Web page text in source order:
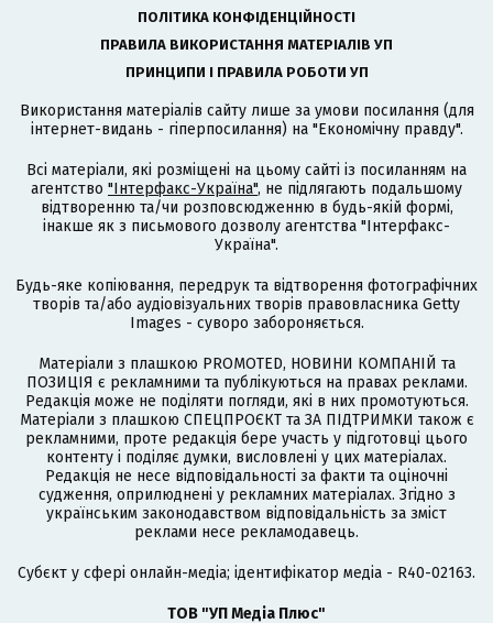
ПОЛІТИКА КОНФІДЕНЦІЙНОСТІ
ПРАВИЛА ВИКОРИСТАННЯ МАТЕРІАЛІВ УП
ПРИНЦИПИ І ПРАВИЛА РОБОТИ УП
Використання матеріалів сайту лише за умови посилання (для
інтернет-видань - гіперпосилання) на "Економічну правду".
Всі матеріали, які розміщені на цьому сайті із посиланням на
агентство "Інтерфакс-Україна", не підлягають подальшому
відтворенню та/чи розповсюдженню в будь-якій формі,
інакше як з письмового дозволу агентства "Інтерфакс-
Україна".
Будь-яке копіювання, передрук та відтворення фотографічних
творів та/або аудіовізуальних творів правовласника Getty
Images - суворо забороняється.
Матеріали з плашкою PROMOTED, НОВИНИ КОМПАНІЙ та
ПОЗИЦІЯ є рекламними та публікуються на правах реклами.
Редакція може не поділяти погляди, які в них промотуються.
Матеріали з плашкою СПЕЦПРОЄКТ та ЗА ПІДТРИМКИ також є
рекламними, проте редакція бере участь у підготовці цього
контенту і поділяє думки, висловлені у цих матеріалах.
Редакція не несе відповідальності за факти та оціночні
судження, оприлюднені у рекламних матеріалах. Згідно з
українським законодавством відповідальність за зміст
реклами несе рекламодавець.
Cубєкт у сфері онлайн-медіа; ідентифікатор медіа - R40-02163.
ТОВ "УП Медіа Плюс"